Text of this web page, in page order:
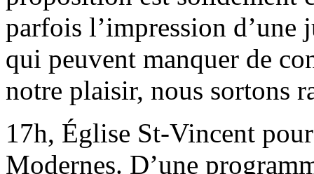
parfois l’impression d’une
qui peuvent manquer de
notre plaisir, nous sortons
17h, Église St-Vincent
Modernes. D’une